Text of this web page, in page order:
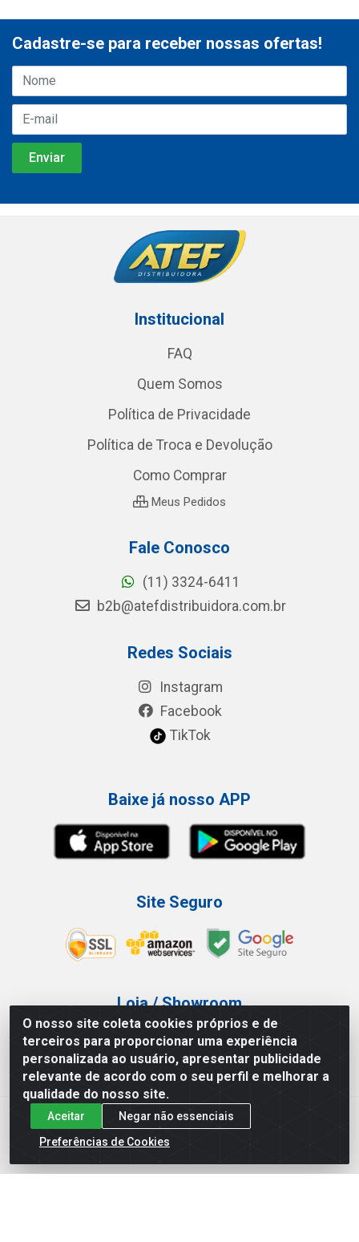
O nosso site coleta cookies próprios e de
terceiros para proporcionar uma experiência
personalizada ao usuário, apresentar publicidade
relevante de acordo com o seu perfil e melhorar a
qualidade do nosso site.
Aceitar
Negar não essenciais
Preferências de Cookies
Cadastre-se para receber nossas ofertas!
Institucional
FAQ
Quem Somos
Política de Privacidade
Política de Troca e Devolução
Como Comprar
Meus Pedidos
Fale Conosco
(11) 3324-6411
b2b@atefdistribuidora.com.br
Redes Sociais
Instagram
Facebook
TikTok
Baixe já nosso APP
Site Seguro
Loja / Showroom
Tel.: (11) 3227-0546
Av Vautier, 587/597 - Pari - São Paulo/SP
Atef Distribuidora LTDA - Av. Vautier, 585/597 - Pari - São
Paulo/SP - CEP 03.032-000 - CNPJ 27.717.135/0001-29